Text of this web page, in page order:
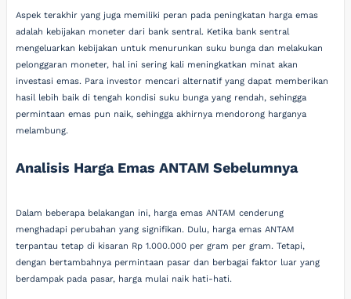
Aspek terakhir yang juga memiliki peran pada peningkatan harga emas
adalah kebijakan moneter dari bank sentral. Ketika bank sentral
mengeluarkan kebijakan untuk menurunkan suku bunga dan melakukan
pelonggaran moneter, hal ini sering kali meningkatkan minat akan
investasi emas. Para investor mencari alternatif yang dapat memberikan
hasil lebih baik di tengah kondisi suku bunga yang rendah, sehingga
permintaan emas pun naik, sehingga akhirnya mendorong harganya
melambung.
Analisis Harga Emas ANTAM Sebelumnya
Dalam beberapa belakangan ini, harga emas ANTAM cenderung
menghadapi perubahan yang signifikan. Dulu, harga emas ANTAM
terpantau tetap di kisaran Rp 1.000.000 per gram per gram. Tetapi,
dengan bertambahnya permintaan pasar dan berbagai faktor luar yang
berdampak pada pasar, harga mulai naik hati-hati.